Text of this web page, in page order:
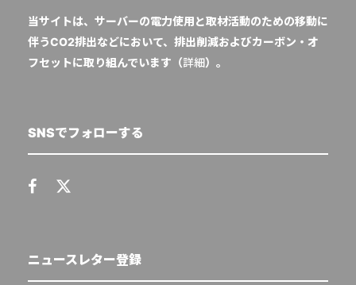
当サイトは、サーバーの電力使用と取材活動のための移動に
伴うCO2排出などにおいて、排出削減およびカーボン・オ
フセットに取り組んでいます（詳細）。
SNSでフォローする
ニュースレター登録